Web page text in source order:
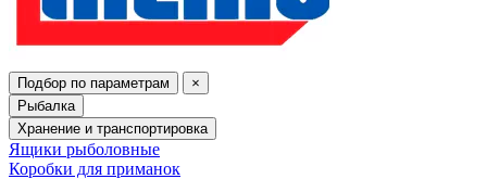
Подбор по параметрам
×
Рыбалка
Хранение и транспортировка
Ящики рыболовные
Коробки для приманок